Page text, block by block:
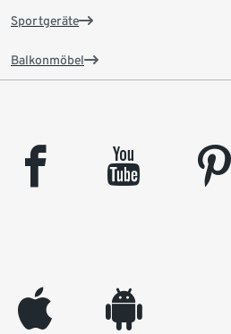
Sportgeräte
Balkonmöbel
facebook youtube pinterest
appleinc android